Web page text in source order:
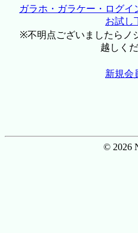
ガラホ・ガラケー・ログ
お試し
※不明点ございましたらノ
越しく
新規会
© 2026